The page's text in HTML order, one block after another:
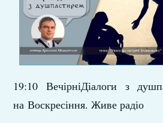
19:10 ВечірніДіалоги з
на Воскресіння. Живе радіо